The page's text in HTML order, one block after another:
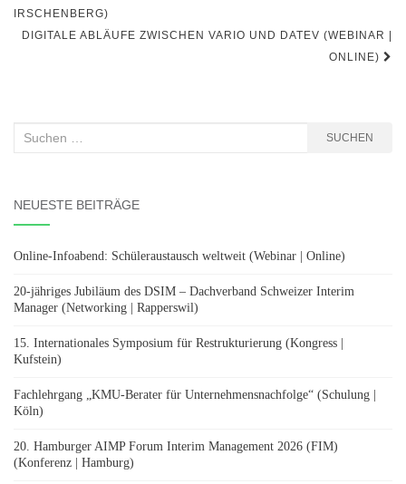
IRSCHENBERG)
DIGITALE ABLÄUFE ZWISCHEN VARIO UND DATEV (WEBINAR |
ONLINE)
Suchen
SUCHEN
NEUESTE BEITRÄGE
Online-Infoabend: Schüleraustausch weltweit (Webinar | Online)
20-jähriges Jubiläum des DSIM – Dachverband Schweizer Interim
Manager (Networking | Rapperswil)
15. Internationales Symposium für Restrukturierung (Kongress |
Kufstein)
Fachlehrgang „KMU-Berater für Unternehmensnachfolge“ (Schulung |
Köln)
20. Hamburger AIMP Forum Interim Management 2026 (FIM)
(Konferenz | Hamburg)